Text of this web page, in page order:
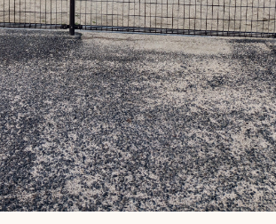
ホーム
利用者の声
プライバシーポリシー